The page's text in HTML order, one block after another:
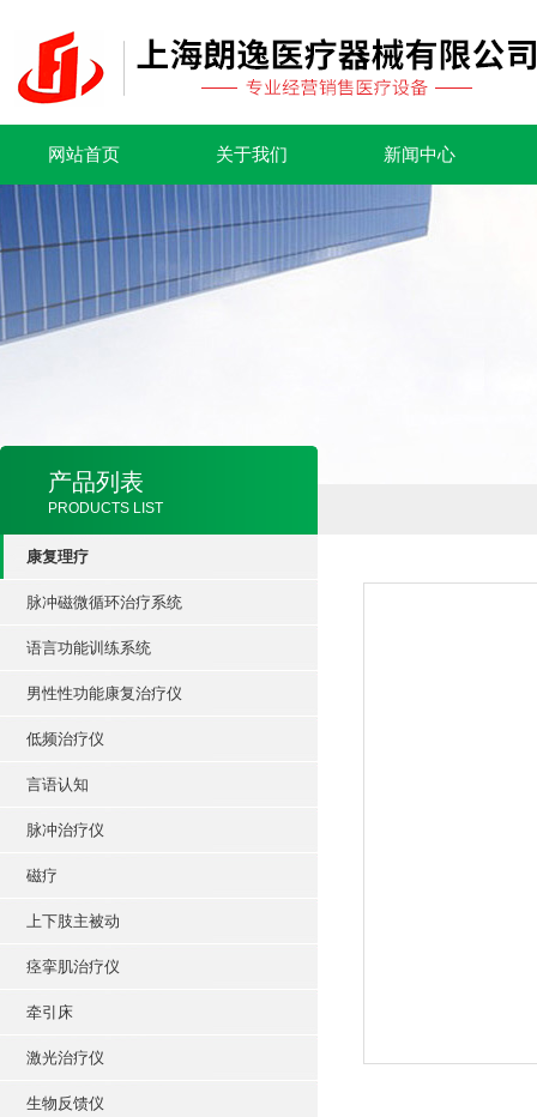
网站首页 关于我们 新闻中心
产品列表
PRODUCTS LIST
康复理疗
脉冲磁微循环治疗系统
语言功能训练系统
男性性功能康复治疗仪
低频治疗仪
言语认知
脉冲治疗仪
磁疗
上下肢主被动
痉挛肌治疗仪
牵引床
激光治疗仪
生物反馈仪